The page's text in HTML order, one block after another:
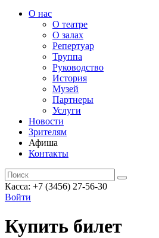
О нас
О театре
О залах
Репертуар
Труппа
Руководство
История
Музей
Партнеры
Услуги
Новости
Зрителям
Афиша
Контакты
Касса: +7 (3456) 27-56-30
Войти
Купить билет